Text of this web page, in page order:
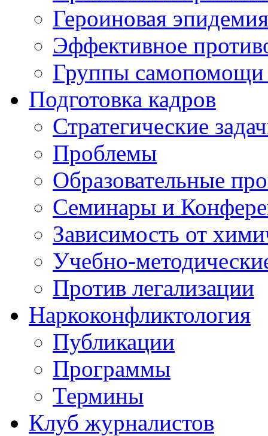
Героиновая эпидемия
Эффективное
Группы самопомощи
Подготовка кадров
Стратегические
Проблемы
Образовательные
Семинары и
Зависимость от
Учебно-
Против легализации
Наркоконфликтология
Публикации
Программы
Термины
Клуб журналистов